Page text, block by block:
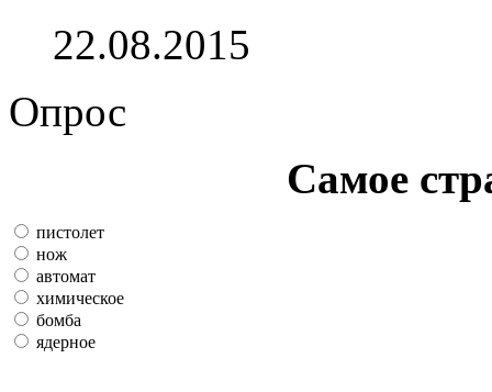
22.08.2015
Опрос
Самое
пистолет
нож
автомат
химическое
бомба
ядерное